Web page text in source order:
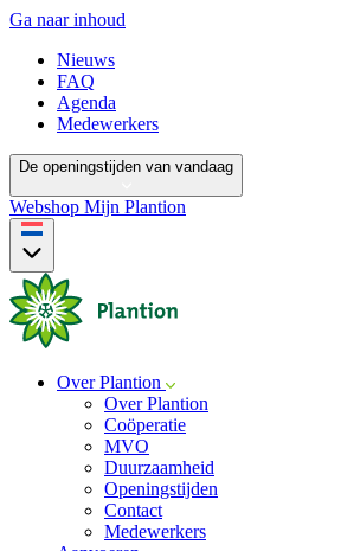
Ga naar inhoud
Nieuws
FAQ
Agenda
Medewerkers
De openingstijden van vandaag
Webshop Mijn Plantion
Over Plantion
Over Plantion
Coöperatie
MVO
Duurzaamheid
Openingstijden
Contact
Medewerkers